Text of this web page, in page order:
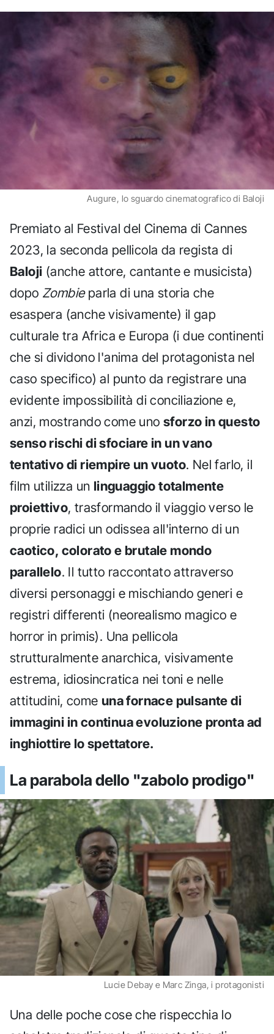
Augure, lo sguardo cinematografico di Baloji
Premiato al Festival del Cinema di Cannes
2023, la seconda pellicola da regista di
Baloji (anche attore, cantante e musicista)
dopo Zombieparla di una storia che
esaspera (anche visivamente) il gap
culturale tra Africa e Europa (i due continenti
che si dividono l'anima del protagonista nel
caso specifico) al punto da registrare una
evidente impossibilità di conciliazione e,
anzi, mostrando come uno sforzo in questo
senso rischi di sfociare in un vano
tentativo di riempire un vuoto. Nel farlo, il
film utilizza un linguaggio totalmente
proiettivo, trasformando il viaggio verso le
proprie radici un odissea all'interno di un
caotico, colorato e brutale mondo
parallelo. Il tutto raccontato attraverso
diversi personaggi e mischiando generi e
registri differenti (neorealismo magico e
horror in primis). Una pellicola
strutturalmente anarchica, visivamente
estrema, idiosincratica nei toni e nelle
attitudini, come una fornace pulsante di
immagini in continua evoluzione pronta ad
inghiottire lo spettatore.
La parabola dello "zabolo prodigo"
Lucie Debay e Marc Zinga, i protagonisti
Una delle poche cose che rispecchia lo